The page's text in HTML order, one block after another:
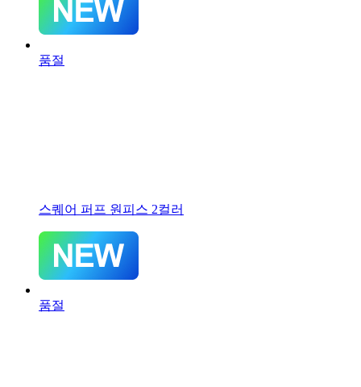
품절
스퀘어 퍼프 원피스 2컬러
품절